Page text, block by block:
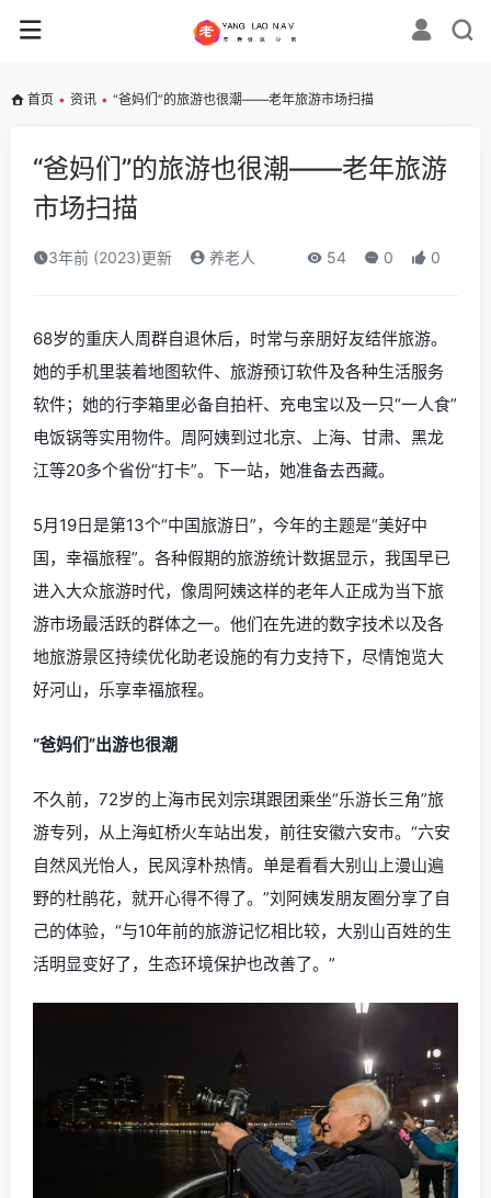
首页 • 资讯 • “爸妈们”的旅游也很潮——老年旅游市场扫描
“爸妈们”的旅游也很潮——老年旅游
市场扫描
3年前 (2023)更新 养老人 54 0 0
68岁的重庆人周群自退休后，时常与亲朋好友结伴旅游。
她的手机里装着地图软件、旅游预订软件及各种生活服务
软件；她的行李箱里必备自拍杆、充电宝以及一只“一人食”
电饭锅等实用物件。周阿姨到过北京、上海、甘肃、黑龙
江等20多个省份“打卡”。下一站，她准备去西藏。
5月19日是第13个“中国旅游日”，今年的主题是“美好中
国，幸福旅程”。各种假期的旅游统计数据显示，我国早已
进入大众旅游时代，像周阿姨这样的老年人正成为当下旅
游市场最活跃的群体之一。他们在先进的数字技术以及各
地旅游景区持续优化助老设施的有力支持下，尽情饱览大
好河山，乐享幸福旅程。
“爸妈们”出游也很潮
不久前，72岁的上海市民刘宗琪跟团乘坐“乐游长三角”旅
游专列，从上海虹桥火车站出发，前往安徽六安市。“六安
自然风光怡人，民风淳朴热情。单是看看大别山上漫山遍
野的杜鹃花，就开心得不得了。”刘阿姨发朋友圈分享了自
己的体验，“与10年前的旅游记忆相比较，大别山百姓的生
活明显变好了，生态环境保护也改善了。”